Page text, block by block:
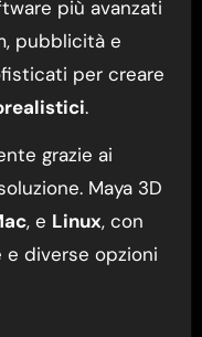
più avanzati
pubblicità e
per creare
.
grazie ai
Maya 3D
, e Linux, con
e diverse opzioni